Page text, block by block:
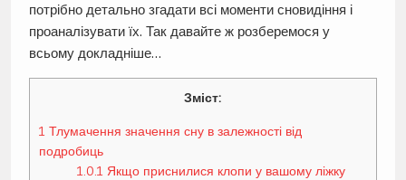
потрібно детально згадати всі моменти сновидіння і
проаналізувати їх. Так давайте ж розберемося у
всьому докладніше…
Зміст:
1 Тлумачення значення сну в залежності від
подробиць
1.0.1 Якщо приснилися клопи у вашому ліжку